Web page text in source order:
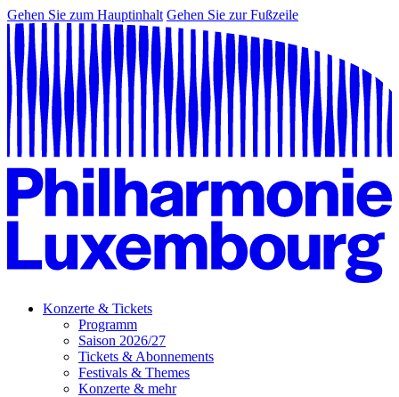
Gehen Sie zum Hauptinhalt Gehen Sie zur Fußzeile
Konzerte & Tickets
Programm
Saison 2026/27
Tickets & Abonnements
Festivals & Themes
Konzerte & mehr